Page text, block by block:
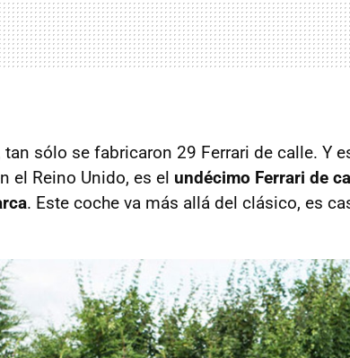
sólo se fabricaron 29 Ferrari de calle. Y
el Reino Unido, es el undécimo Ferrari de
. Este coche va más allá del clásico, es